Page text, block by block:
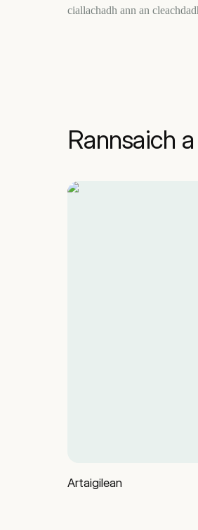
ciallachadh ann an
Rannsaich
Artaigilean